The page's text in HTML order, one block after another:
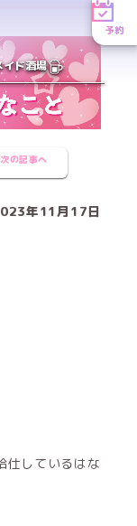
予約
イド酒場
次の記事へ
年11月17日
仕しているはな